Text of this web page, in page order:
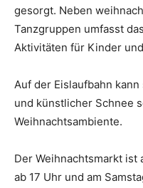
gesorgt. Neben
Tanzgruppen umfasst
Aktivitäten für Kinder
Auf der Eislaufbahn
und künstlicher Schnee
Weihnachtsambiente.
Der Weihnachtsmarkt ist
ab 17 Uhr und am